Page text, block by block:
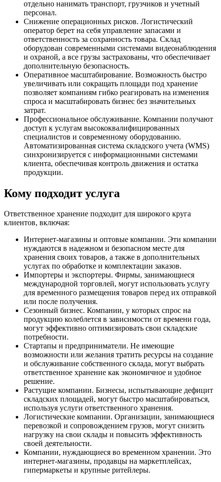
отдельно нанимать транспорт, грузчиков и учетный
персонал.
Снижение операционных рисков. Логистический
оператор берет на себя управление запасами и
ответственность за сохранность товара. Склад
оборудован современными системами видеонаблюдения
и охраной, а все грузы застрахованы, что обеспечивает
дополнительную безопасность.
Оперативное масштабирование. Возможность быстро
увеличивать или сокращать площади под хранение
позволяет компаниям гибко реагировать на изменения
спроса и масштабировать бизнес без значительных
затрат.
Профессиональное обслуживание. Компании получают
доступ к услугам высококвалифицированных
специалистов и современному оборудованию.
Автоматизированная система складского учета (WMS)
синхронизируется с информационными системами
клиента, обеспечивая контроль движения и остатка
продукции.
Кому подходит услуга
Ответственное хранение подходит для широкого круга
клиентов, включая:
Интернет-магазины и оптовые компании. Эти компании
нуждаются в надежном и безопасном месте для
хранения своих товаров, а также в дополнительных
услугах по обработке и комплектации заказов.
Импортеры и экспортеры. Фирмы, занимающиеся
международной торговлей, могут использовать услугу
для временного размещения товаров перед их отправкой
или после получения.
Сезонный бизнес. Компании, у которых спрос на
продукцию колеблется в зависимости от времени года,
могут эффективно оптимизировать свои складские
потребности.
Стартапы и предприниматели. Не имеющие
возможности или желания тратить ресурсы на создание
и обслуживание собственного склада, могут выбрать
ответственное хранение как экономичное и удобное
решение.
Растущие компании. Бизнесы, испытывающие дефицит
складских площадей, могут быстро масштабироваться,
используя услуги ответственного хранения.
Логистические компании. Организации, занимающиеся
перевозкой и сопровождением грузов, могут снизить
нагрузку на свои склады и повысить эффективность
своей деятельности.
Компании, нуждающиеся во временном хранении. Это
интернет-магазины, продавцы на маркетплейсах,
гипермаркеты и крупные ритейлеры.